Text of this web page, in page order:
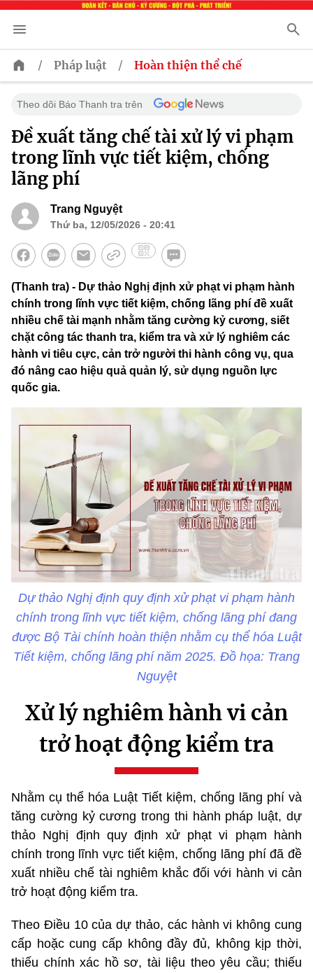
/ Pháp luật / Hoàn thiện thể chế
Theo dõi Báo Thanh tra trên
Đề xuất tăng chế tài xử lý vi phạm
trong lĩnh vực tiết kiệm, chống
lãng phí
Trang Nguyệt
Thứ ba, 12/05/2026 - 20:41
(Thanh tra) - Dự thảo Nghị định xử phạt vi phạm hành
chính trong lĩnh vực tiết kiệm, chống lãng phí đề xuất
nhiều chế tài mạnh nhằm tăng cường kỷ cương, siết
chặt công tác thanh tra, kiểm tra và xử lý nghiêm các
hành vi tiêu cực, cản trở người thi hành công vụ, qua
đó nâng cao hiệu quả quản lý, sử dụng nguồn lực
quốc gia.
Dự thảo Nghị định quy định xử phạt vi phạm hành
chính trong lĩnh vực tiết kiệm, chống lãng phí đang
được Bộ Tài chính hoàn thiện nhằm cụ thể hóa Luật
Tiết kiệm, chống lãng phí năm 2025. Đồ họa: Trang
Nguyệt
Xử lý nghiêm hành vi cản
trở hoạt động kiểm tra
Nhằm cụ thể hóa Luật Tiết kiệm, chống lãng phí và
tăng cường kỷ cương trong thi hành pháp luật, dự
thảo Nghị định quy định xử phạt vi phạm hành
chính trong lĩnh vực tiết kiệm, chống lãng phí đã đề
xuất nhiều chế tài nghiêm khắc đối với hành vi cản
trở hoạt động kiểm tra.
Theo Điều 10 của dự thảo, các hành vi không cung
cấp hoặc cung cấp không đầy đủ, không kịp thời,
thiếu chính xác hồ sơ, tài liệu theo yêu cầu; thiếu